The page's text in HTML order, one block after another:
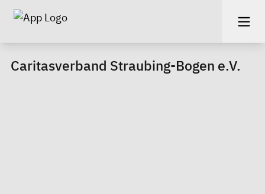
Caritasverband Straubing-Bogen e.V.